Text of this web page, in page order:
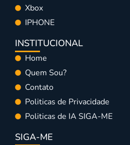
Xbox
IPHONE
INSTITUCIONAL
Home
Quem Sou?
Contato
Politicas de Privacidade
Politicas de IA SIGA-ME
SIGA-ME